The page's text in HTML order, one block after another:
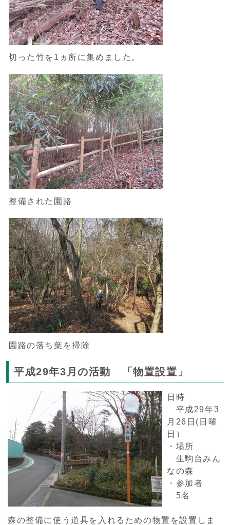
切った竹を1ヵ所に集めました。
整備された園路
園路の落ち葉を掃除
平成29年3月の活動 「物置設置」
日時
平成29年3
月26日(日曜
日）
・場所
生駒台みん
なの森
・参加者
5名
森の整備に使う道具を入れるための物置を設置しま